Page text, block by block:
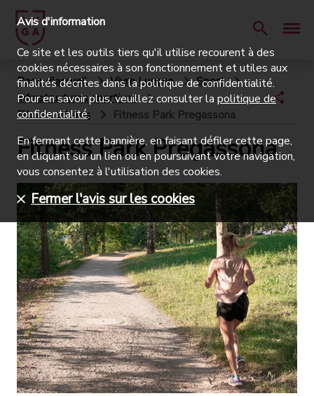
Page d'accueil Vivre Lugano
Sport
Infrastructures sportives
Fitness urbains
Fitness Park Pregassona
Fitness Park Pregassona
Avis d'information
Ce site et les outils tiers qu'il utilise recourent à des
cookies nécessaires à son fonctionnement et utiles aux
finalités décrites dans la politique de confidentialité.
Pour en savoir plus, veuillez consulter la politique de
confidentialité.
En fermant cette bannière, en faisant défiler cette page,
en cliquant sur un lien ou en poursuivant votre navigation,
vous consentez à l'utilisation des cookies.
Fermer l'avis sur les cookies